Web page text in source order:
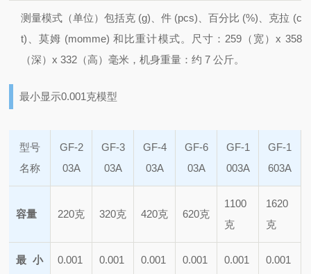
测量模式（单位）包括克 (g)、件 (pcs)、百分比 (%)、克拉 (c
t)、莫姆 (momme) 和比重计模式。
尺寸：259（宽）x 358
（深）x 332（高）毫米，机身重量：约 7 公斤。
最小显示0.001克模型
型号
名称
GF-2
03A
GF-3
03A
GF-4
03A
GF-6
03A
GF-1
003A
GF-1
603A
容量 220克 320克 420克 620克
1100
克
1620
克
最小
0.001
0.001
0.001
0.001
0.001
0.001